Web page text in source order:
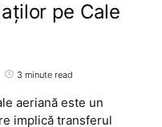
pe Cale
3 minute read
aeriană este un
implică transferul